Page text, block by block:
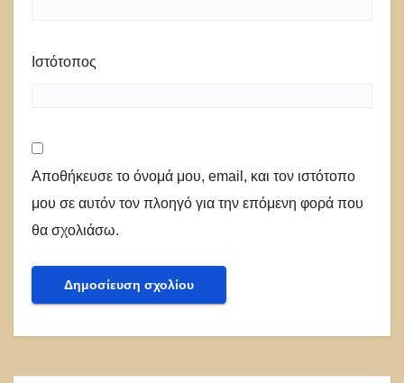
Ιστότοπος
Αποθήκευσε το όνομά μου, email, και τον ιστότοπο
μου σε αυτόν τον πλοηγό για την επόμενη φορά που
θα σχολιάσω.